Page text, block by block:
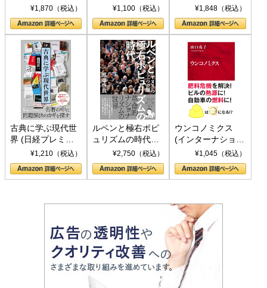
トランプとBRICS
の挑戦
¥1,870（税込）
下、ソ連参戦、そ
して聖断 (PHP新
書)
¥1,100（税込） ¥1,848（税込）
古典に学ぶ現代世
界 (日経プレミア
シリーズ)¥1,210（税込）
ルペンと極右ポピ
ュリズムの時代：
〈ヤヌス〉の二つ
の顔
¥2,750（税込）
ウンコノミクス
(インターナショナ
ル新書)¥1,045（税込）